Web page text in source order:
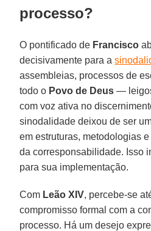
processo?
O pontificado de Francisco
decisivamente para a
assembleias, processos de
todo o Povo de Deus —
com voz ativa no
sinodalidade deixou de ser
em estruturas, metodologias
da corresponsabilidade. Isso
para sua implementação.
Com Leão XIV, percebe-se
compromisso formal com a
processo. Há um desejo